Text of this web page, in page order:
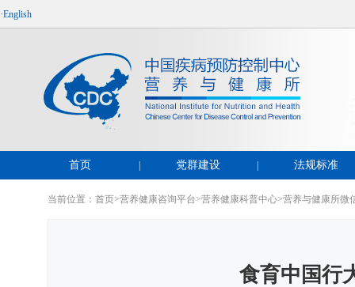
·English
首页 党群建设 法规标准
当前位置： 首页>营养健康咨询平台>营养健康科普中心>营养与健康所微
食育中国行